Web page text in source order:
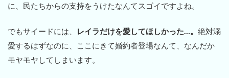
に、民たちからの支持をうけたなんてスゴイですよね。
でもサイードには、 レイラだけを愛してほしかった…。 絶対溺
愛するはずなのに、ここにきて婚約者登場なんて、なんだか
モヤモヤしてしまいます。